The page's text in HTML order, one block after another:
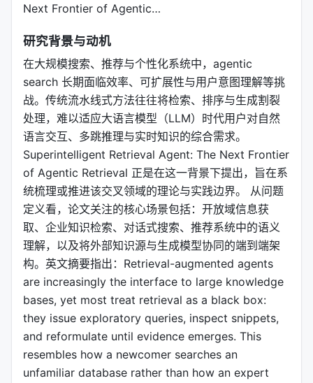
Next Frontier of Agentic…
研究背景与动机
在大规模搜索、推荐与个性化系统中，agentic
search 长期面临效率、可扩展性与用户意图理解等挑
战。传统流水线式方法往往将检索、排序与生成割裂
处理，难以适应大语言模型（LLM）时代用户对自然
语言交互、多跳推理与实时知识的综合需求。
Superintelligent Retrieval Agent: The Next Frontier
of Agentic Retrieval 正是在这一背景下提出，旨在系
统梳理或推进该交叉领域的理论与实践边界。 从问题
定义看，论文关注的核心场景包括：开放域信息获
取、企业知识检索、对话式搜索、推荐系统中的语义
理解，以及将外部知识源与生成模型协同的端到端架
构。英文摘要指出：Retrieval-augmented agents
are increasingly the interface to large knowledge
bases, yet most treat retrieval as a black box:
they issue exploratory queries, inspect snippets,
and reformulate until evidence emerges. This
resembles how a newcomer searches an
unfamiliar database rather than how an expert